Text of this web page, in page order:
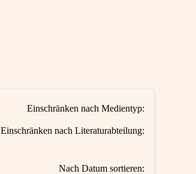
Einschränken nach Medientyp:
Einschränken nach Literaturabteilung:
Nach Datum sortieren: